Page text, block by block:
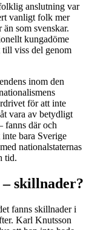
anslutning var
vanligt folk mer
som svenskar.
kungadöme
till viss del genom
inom den
för att inte
vara av betydligt
fanns där och
bara Sverige
nationalstaternas
tid.
skillnader?
fanns skillnader i
Karl Knutsson